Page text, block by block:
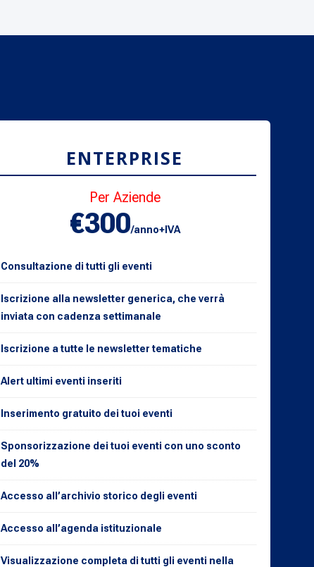
ENTERPRISE
Per Aziende
€300/anno+IVA
Consultazione di tutti gli eventi
Iscrizione alla newsletter generica, che verrà
inviata con cadenza settimanale
Iscrizione a tutte le newsletter tematiche
Alert ultimi eventi inseriti
Inserimento gratuito dei tuoi eventi
Sponsorizzazione dei tuoi eventi con uno sconto
del 20%
Accesso all’archivio storico degli eventi
Accesso all’agenda istituzionale
Visualizzazione completa di tutti gli eventi nella